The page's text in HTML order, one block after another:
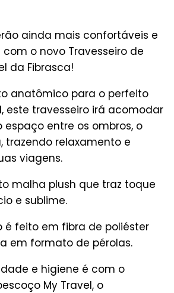
ainda mais confortáveis e
o novo Travesseiro de
da Fibrasca!
anatômico para o perfeito
este travesseiro irá acomodar
entre os ombros, o
trazendo relaxamento e
viagens.
malha plush que traz toque
e sublime.
é feito em fibra de poliéster
em formato de pérolas.
e higiene é com o
My Travel, o